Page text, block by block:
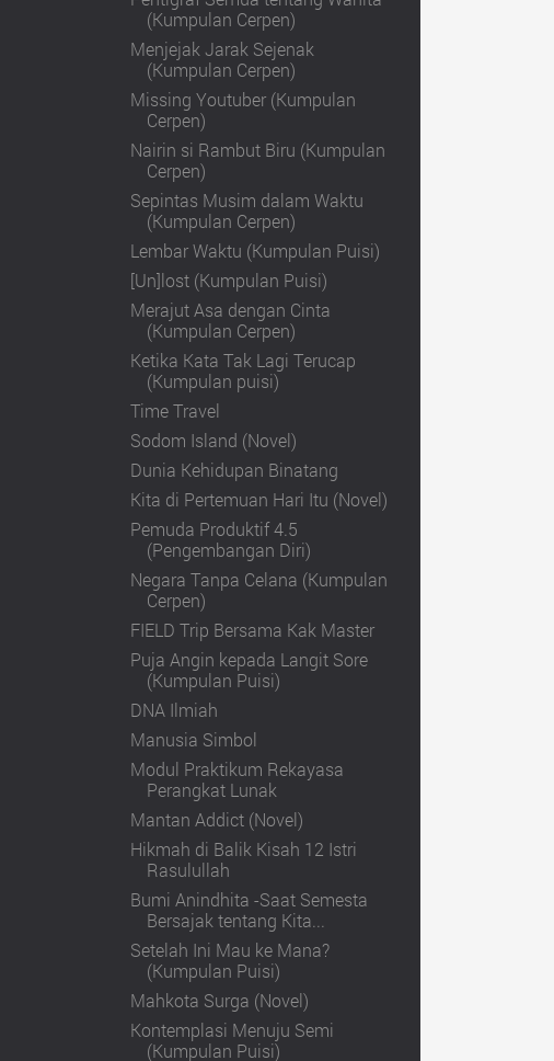
(Kumpulan Cerpen)
Menjejak Jarak Sejenak
(Kumpulan Cerpen)
Missing Youtuber (Kumpulan
Cerpen)
Nairin si Rambut Biru (Kumpulan
Cerpen)
Sepintas Musim dalam Waktu
(Kumpulan Cerpen)
Lembar Waktu (Kumpulan Puisi)
[Un]lost (Kumpulan Puisi)
Merajut Asa dengan Cinta
(Kumpulan Cerpen)
Ketika Kata Tak Lagi Terucap
(Kumpulan puisi)
Time Travel
Sodom Island (Novel)
Dunia Kehidupan Binatang
Kita di Pertemuan Hari Itu (Novel)
Pemuda Produktif 4.5
(Pengembangan Diri)
Negara Tanpa Celana (Kumpulan
Cerpen)
FIELD Trip Bersama Kak Master
Puja Angin kepada Langit Sore
(Kumpulan Puisi)
DNA Ilmiah
Manusia Simbol
Modul Praktikum Rekayasa
Perangkat Lunak
Mantan Addict (Novel)
Hikmah di Balik Kisah 12 Istri
Rasulullah
Bumi Anindhita -Saat Semesta
Bersajak tentang Kita...
Setelah Ini Mau ke Mana?
(Kumpulan Puisi)
Mahkota Surga (Novel)
Kontemplasi Menuju Semi
(Kumpulan Puisi)